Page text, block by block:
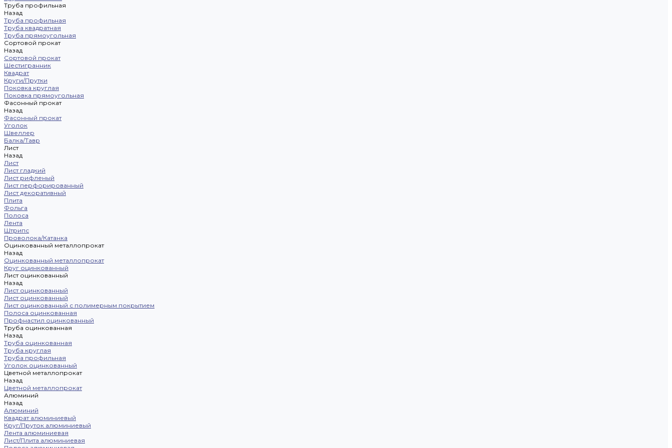
Труба профильная
Назад
Труба профильная
Труба квадратная
Труба прямоугольная
Сортовой прокат
Назад
Сортовой прокат
Шестигранник
Квадрат
Круги/Прутки
Поковка круглая
Поковка прямоугольная
Фасонный прокат
Назад
Фасонный прокат
Уголок
Швеллер
Балка/Тавр
Лист
Назад
Лист
Лист гладкий
Лист рифленый
Лист перфорированный
Лист декоративный
Плита
Фольга
Полоса
Лента
Штрипс
Проволока/Катанка
Оцинкованный металлопрокат
Назад
Оцинкованный металлопрокат
Круг оцинкованный
Лист оцинкованный
Назад
Лист оцинкованный
Лист оцинкованный
Лист оцинкованный с полимерным покрытием
Полоса оцинкованная
Профнастил оцинкованный
Труба оцинкованная
Назад
Труба оцинкованная
Труба круглая
Труба профильная
Уголок оцинкованный
Цветной металлопрокат
Назад
Цветной металлопрокат
Алюминий
Назад
Алюминий
Квадрат алюминиевый
Круг/Пруток алюминиевый
Лента алюминиевая
Лист/Плита алюминиевая